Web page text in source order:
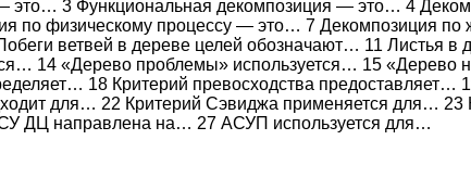
3 Функциональная декомпозиция — это… 4
по физическому процессу — это… 7 Декомпозиция
ветвей в дереве целей обозначают… 11 Листья
14 «Дерево проблемы» используется… 15 «Дерево
18 Критерий превосходства
для… 22 Критерий Сэвиджа применяется для…
ДЦ направлена на… 27 АСУП используется для…